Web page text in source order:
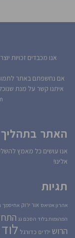
אנו מכבדים זכויות
אם נחשפתם באתר
איתנו קשר על מנת
האתר בתהליך
אנו עושים כל מאמץ
אלינו!
תגיות
אהרון אטיאס אור ירוק אחיסמך
המהומות בלוד הסכם גג
הרוש ילדים כדורגל לוד